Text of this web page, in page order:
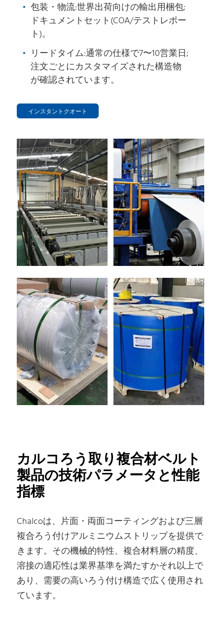
包装・物流:世界出荷向けの輸出用梱包;
ドキュメントセット(COA/テストレポー
ト)。
リードタイム:通常の仕様で7〜10営業日;
注文ごとにカスタマイズされた構造物
が確認されています。
インスタントクオート
カルコろう取り複合材ベルト
製品の技術パラメータと性能
指標
Chalcoは、片面・両面コーティングおよび三層
複合ろう付けアルミニウムストリップを提供で
きます。その機械的特性、複合材料層の精度、
溶接の適応性は業界基準を満たすかそれ以上で
あり、需要の高いろう付け構造で広く使用され
ています。